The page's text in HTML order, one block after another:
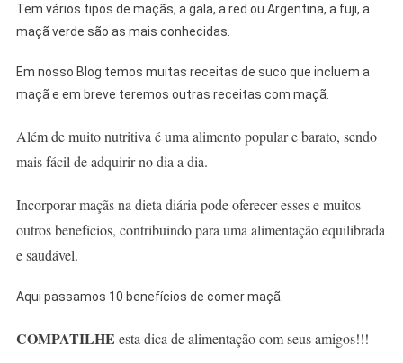
Tem vários tipos de maçãs, a gala, a red ou Argentina, a fuji, a
maçã verde são as mais conhecidas.
Em nosso Blog temos muitas receitas de suco que incluem a
maçã e em breve teremos outras receitas com maçã.
Além de muito nutritiva é uma alimento popular e barato, sendo
mais fácil de adquirir no dia a dia.
Incorporar maçãs na dieta diária pode oferecer esses e muitos
outros benefícios, contribuindo para uma alimentação equilibrada
e saudável.
Aqui passamos 10 benefícios de comer maçã.
COMPATILHE esta dica de alimentação com seus amigos!!!